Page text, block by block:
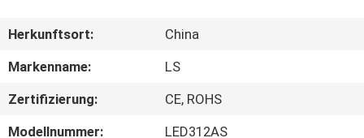
ÜBER
UNS
FABRIK-
Herkunftsort:
China
Markenname:
LS
Zertifizierung:
CE, ROHS
Modellnummer:
LED312AS